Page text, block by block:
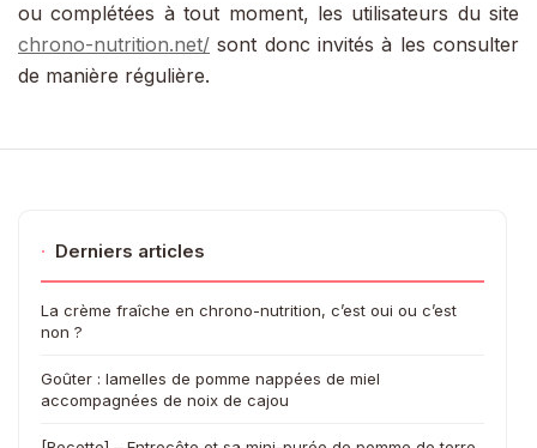
ou complétées à tout moment, les utilisateurs du site
chrono-nutrition.net/ sont donc invités à les consulter
de manière régulière.
· Derniers articles
La crème fraîche en chrono-nutrition, c’est oui ou c’est
non ?
Goûter : lamelles de pomme nappées de miel
accompagnées de noix de cajou